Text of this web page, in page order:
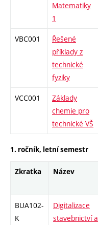
Matematiky
1
VBC001
Řešené
příklady z
technické
fyziky
VCC001
Základy
chemie pro
technické VŠ
1. ročník, letní semestr
Zkratka Název
BUA102-
K
Digitalizace
stavebnictví a